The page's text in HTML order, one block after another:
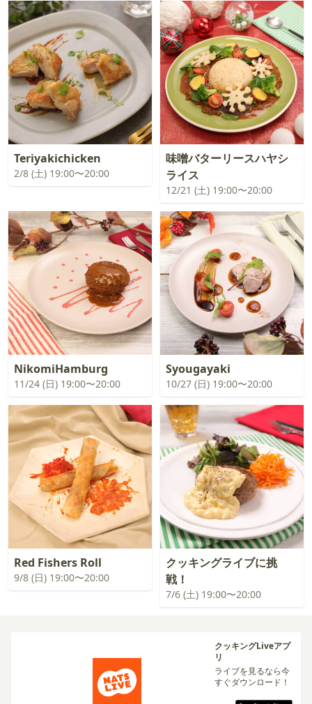
Teriyakichicken
2/8 (土) 19:00〜20:00
味噌バターリースハヤシ
ライス
12/21 (土) 19:00〜20:00
NikomiHamburg
11/24 (日) 19:00〜20:00
Syougayaki
10/27 (日) 19:00〜20:00
Red Fishers Roll
9/8 (日) 19:00〜20:00
クッキングライブに挑
戦！
7/6 (土) 19:00〜20:00
クッキングLiveアプ
リ
ライブを見るなら今
すぐダウンロード！